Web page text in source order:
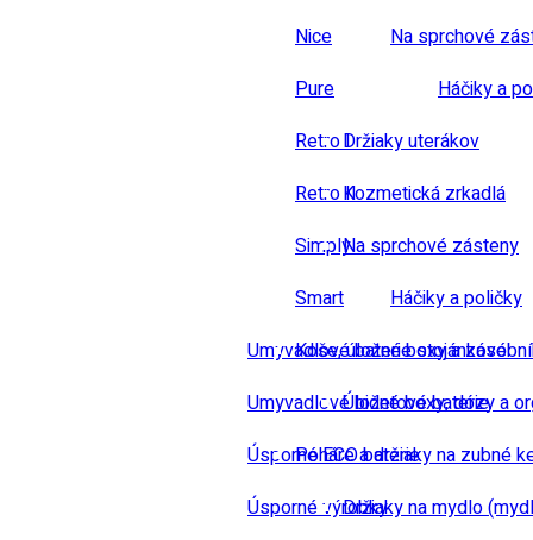
Nice
Pure
Retro I
Retro II
Simply
Smart
Umyvadlové baterie stojánkové
Umyvadlové bidetové baterie
Úsporné ECO baterie
Úsporné výrobky
Na sprchové
Háčiky a
Držiaky uterákov
Kozmetická zrkadlá
Na sprchové zásteny
Háčiky a poličky
Koše, úložné boxy a
Úložné boxy, dózy a
Poháre a držiaky na zubné
Držiaky na mydlo